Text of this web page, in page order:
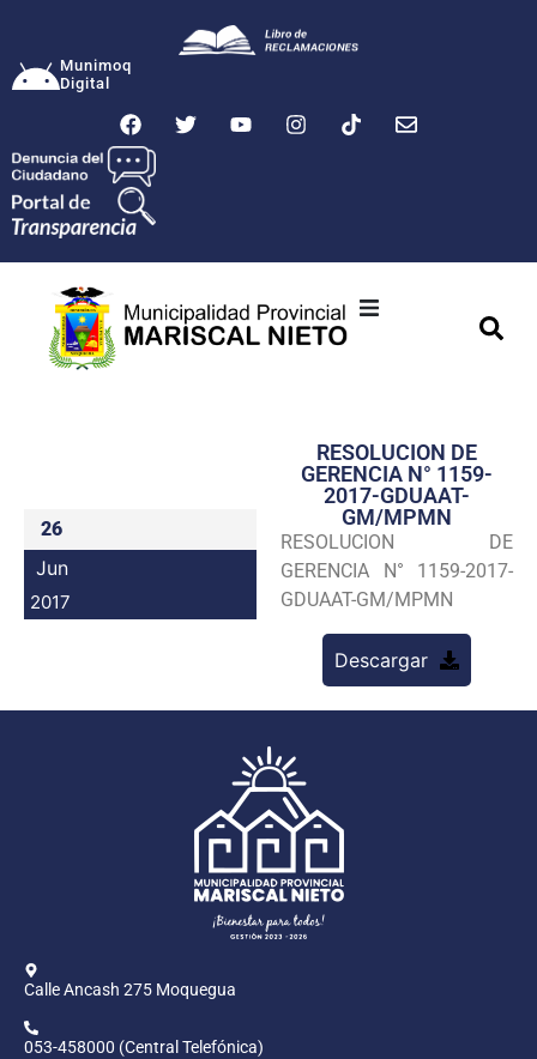
Munimoq
Digital
Transparencia
Seguridad
Programas
26
Jun
2017
RESOLUCION DE
GERENCIA N° 1159-
2017-GDUAAT-
GM/MPMN
RESOLUCION DE
GERENCIA N° 1159-2017-
GDUAAT-GM/MPMN
Descargar
Calle Ancash 275 Moquegua
053-458000 (Central Telefónica)